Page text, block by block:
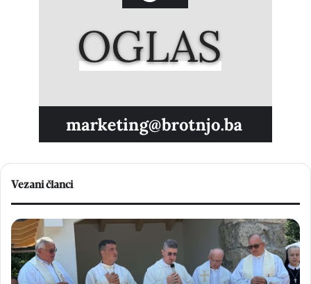
Vezani članci
Blagoslovljena
kapelica
na
zavjetnom